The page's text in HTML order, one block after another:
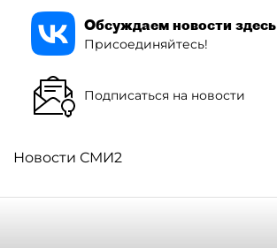
Обсуждаем новости здесь
Присоединяйтесь!
Подписаться на новости
Новости СМИ2